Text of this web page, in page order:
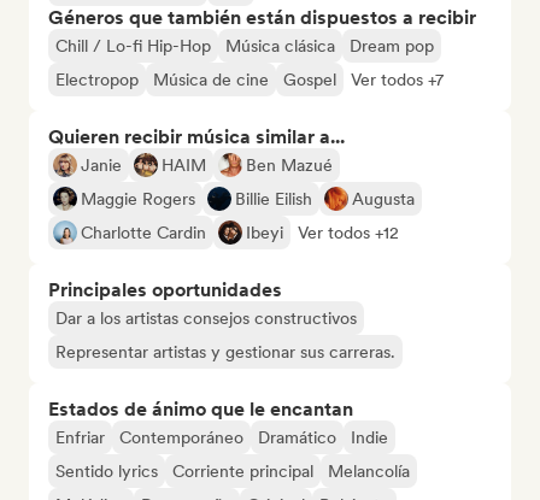
Géneros que también están dispuestos a recibir
Chill / Lo-fi Hip-Hop Música clásica
Dream pop
Electropop
Música de cine Gospel Ver todos +7
Quieren recibir música similar a...
Janie HAIM
Ben Mazué
Maggie Rogers
Billie Eilish
Augusta
Charlotte Cardin
Ibeyi Ver todos +12
Principales oportunidades
Dar a los artistas consejos constructivos
Representar artistas y gestionar sus carreras.
Estados de ánimo que le encantan
Enfriar Contemporáneo Dramático
Indie
Sentido lyrics
Corriente principal
Melancolía